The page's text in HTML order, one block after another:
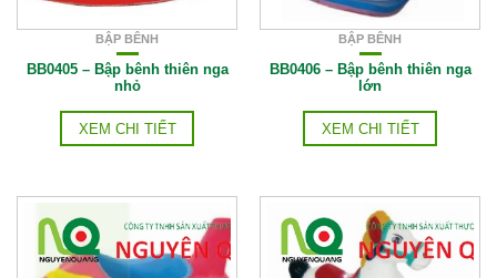
BẬP BÊNH
BB0405 – Bập bênh thiên nga
nhỏ
XEM CHI TIẾT
BẬP BÊNH
BB0406 – Bập bênh thiên nga
lớn
XEM CHI TIẾT